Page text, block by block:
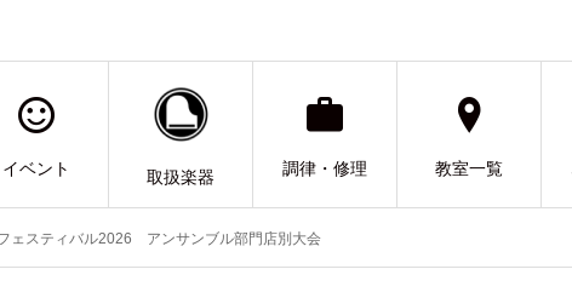
イベント 取扱楽器 調律・修理 教室一覧
ェスティバル2026 アンサンブル部門店別大会